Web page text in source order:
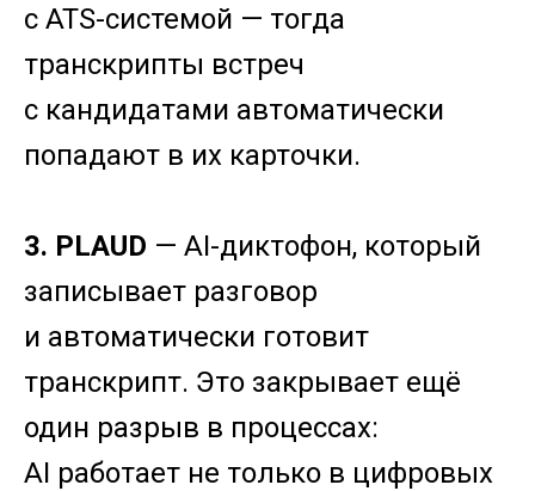
с ATS-системой — тогда
транскрипты встреч
с кандидатами автоматически
попадают в их карточки.
3. PLAUD — AI-диктофон, который
записывает разговор
и автоматически готовит
транскрипт. Это закрывает ещё
один разрыв в процессах:
AI работает не только в цифровых